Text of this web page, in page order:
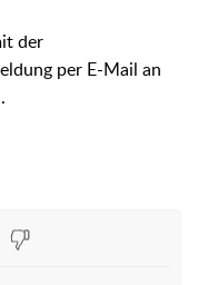
der
per E-Mail an